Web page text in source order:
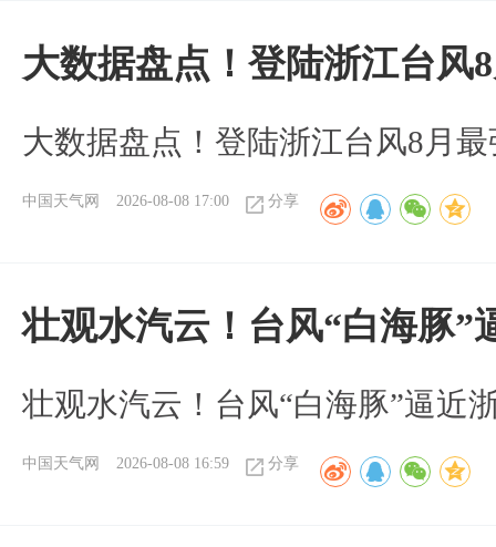
大数据盘点！登陆浙江台风
大数据盘点！登陆浙江台风8月
中国天气网 2026-08-08 17:00 分享
壮观水汽云！台风“白海豚”
壮观水汽云！台风“白海豚”逼近
中国天气网 2026-08-08 16:59 分享